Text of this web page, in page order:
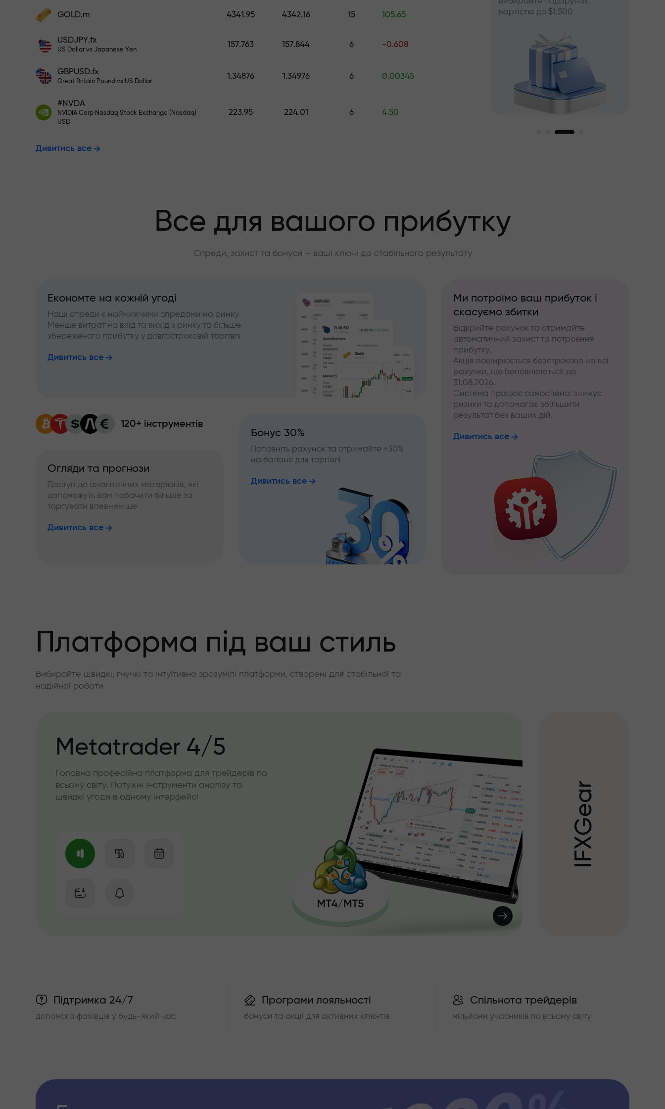
Поповніть рахунок — і отримайте бонус
X1000 - це не друкарська помилка. Чим
більший депозит, тим вищий множник.
Поповніть на $333 - вибирайте подарунок вартістю до $1,500
Торгуйте без ризику - ми
гарантуємо ваш прибуток
Бонус до X1000 - найбільший
GOLD.m 4341.95 4342.16 15 105.65
USDJPY.fx
US Dollar vs Japanese Yen
157.763 157.844 6 -0.608
GBPUSD.fx
Great Britain Pound vs US Dollar
1.34876 1.34976 6 0.00345
#NVDA
NVIDIA Corp Nasdaq Stock Exchange (Nasdaq)
USD
223.95 224.01 6 4.50
Дивитись все
вартістю до $1,500
Все для вашого прибутку
Спреди, захист та бонуси – ваші ключі до стабільного результату
Економте на кожній угоді
Наші спреди є найнижчими спредами на ринку.
Менше витрат на вхід та вихід з ринку та більше
збереженого прибутку у довгостроковій торгівлі
Дивитись все
120+ інструментів
Огляди та прогнози
Доступ до аналітичних матеріалів, які
допоможуть вам побачити більше та
торгувати впевненіше
Дивитись все
Бонус 30%
Поповніть рахунок та отримайте +30%
на баланс для торгівлі
Дивитись все
Ми потроїмо ваш прибуток і
скасуємо збитки
Відкрийте рахунок та отримайте
автоматичний захист та потроєння
прибутку.
Акція поширюється безстроково на всі
рахунки, що поповнюються до
31.08.2026.
Система працює самостійно: знижує
ризики та допомагає збільшити
результат без ваших дій.
Дивитись все
Платформа під ваш стиль
Вибирайте швидкі, гнучкі та інтуїтивно зрозумілі платформи, створені для стабільної та
надійної роботи
Metatrader 4/5
Головна професійна платформа для трейдерів по
всьому світу. Потужні інструменти аналізу та
швидкі угоди в одному інтерфейсі
I
F
X
G
e
a
r
Підтримка 24/7
допомога фахівців у будь-який час
Програми лояльності
бонуси та акції для активних клієнтів
Спільнота трейдерів
мільйони учасників по всьому світу